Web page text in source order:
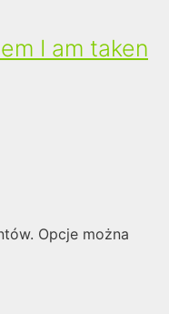
I am taken
Opcje można